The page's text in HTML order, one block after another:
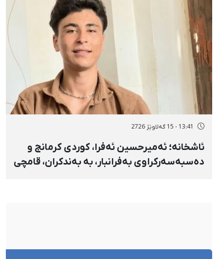
13:41 - 15 گەلاوێژ 2726
ئاشخانە؛ ئەمیرحسین ئەفرا، کوردی کرمانج و
دەسبەسەرکراوی بەفرانبار، بە بەندکران، قامچی